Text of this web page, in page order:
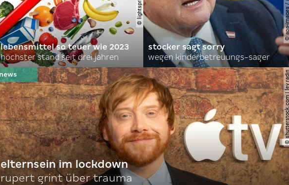
lebensmittel so teuer wie 2023
höchster stand seit drei jahren
stocker sagt sorry
wegen kinderbetreuungs-sager
©
elternsein im lockdown
rupert grint über trauma